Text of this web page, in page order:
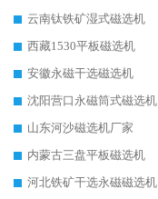
云南钛铁矿湿式磁选机
西藏1530平板磁选机
安徽永磁干选磁选机
沈阳营口永磁筒式磁选机
山东河沙磁选机厂家
内蒙古三盘平板磁选机
河北铁矿干选永磁磁选机